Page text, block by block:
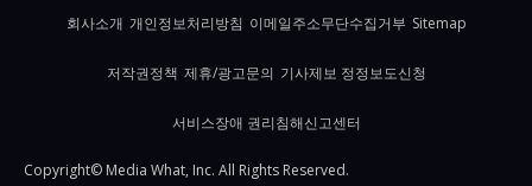
회사소개 개인정보처리방침 이메일주소무단수집거부 Sitemap
저작권정책 제휴/광고문의 기사제보 정정보도신청
서비스장애 권리침해신고센터
Copyright© Media What, Inc. All Rights Reserved.